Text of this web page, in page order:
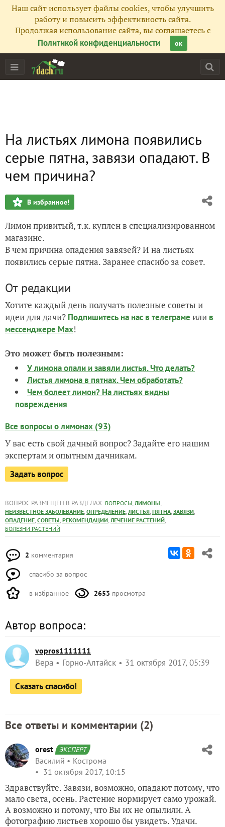
Наш сайт использует файлы cookies, чтобы улучшить
работу и повысить эффективность сайта.
Продолжая использование сайта, вы соглашаетесь с
Политикой конфиденциальности
ок
На листьях лимона появились
серые пятна, завязи опадают. В
чем причина?
В избранное!
Лимон привитый, т.к. куплен в специализированном
магазине.
В чем причина опадения завязей? И на листьях
появились серые пятна. Заранее спасибо за совет.
От редакции
Хотите каждый день получать полезные советы и
идеи для дачи? Подпишитесь на нас в телеграме или в
мессенджере Max!
Это может быть полезным:
У лимона опали и завяли листья. Что делать?
Листья лимона в пятнах. Чем обработать?
Чем болеет лимон? На листьях видны
повреждения
Все вопросы о лимонах (93)
У вас есть свой дачный вопрос? Задайте его нашим
экспертам и опытным дачникам.
Задать вопрос
ВОПРОС РАЗМЕЩЕН В РАЗДЕЛАХ: ВОПРОСЫ, ЛИМОНЫ,
НЕИЗВЕСТНОЕ ЗАБОЛЕВАНИЕ, ОПРЕДЕЛЕНИЕ, ЛИСТЬЯ, ПЯТНА, ЗАВЯЗИ,
ОПАДЕНИЕ, СОВЕТЫ, РЕКОМЕНДАЦИИ, ЛЕЧЕНИЕ РАСТЕНИЙ,
БОЛЕЗНИ РАСТЕНИЙ
2 комментария
спасибо за вопрос
в избранное 2653 просмотра
Автор вопроса:
vopros1111111
Вера Горно-Алтайск 31 октября 2017, 05:39
Сказать спасибо!
Все ответы и комментарии (2)
orest ЭКСПЕРТ
Василий
Кострома
31 октября 2017, 10:15
Здравствуйте. Завязи, возможно, опадают потому, что
мало света, осень. Растение нормирует само урожай.
А возможно и потому, что Вы их не опылили. А
фотографию листьев хорошо бы увидеть. Удачи.